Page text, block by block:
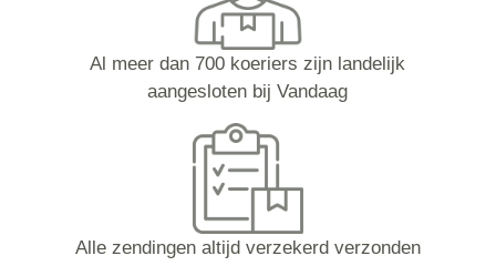
Al meer dan 700 koeriers zijn landelijk
aangesloten bij Vandaag
Alle zendingen altijd verzekerd verzonden